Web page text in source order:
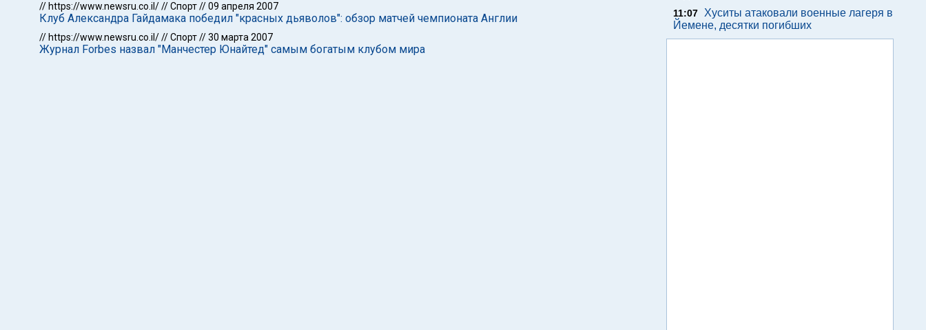
// https://www.newsru.co.il///Спорт//09 апреля 2007
Клуб Александра Гайдамака победил "красных дьяволов": обзор матчей чемпионата Англии
// https://www.newsru.co.il///Спорт//30 марта 2007
Журнал Forbes назвал "Манчестер Юнайтед" самым богатым клубом мира
11:07
Хуситы атаковали военные лагеря в
Йемене, десятки погибших